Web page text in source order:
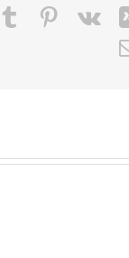
Tumblr Vk